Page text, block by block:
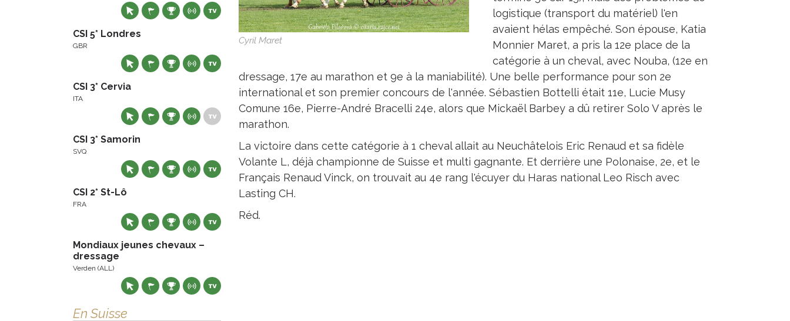
Cyril Maret
logistique (transport du matériel) l'en
avaient hélas empêché. Son épouse, Katia
Monnier Maret, a pris la 12e place de la
catégorie à un cheval, avec Nouba, (12e en
dressage, 17e au marathon et 9e à la maniabilité). Une belle performance pour son 2e
international et son premier concours de l'année. Sébastien Bottelli était 11e, Lucie Musy
Comune 16e, Pierre-André Bracelli 24e, alors que Mickaël Barbey a dû retirer Solo V après le
marathon.
La victoire dans cette catégorie à 1 cheval allait au Neuchâtelois Eric Renaud et sa fidèle
Volante L, déjà championne de Suisse et multi gagnante. Et derrière une Polonaise, 2e, et le
Français Renaud Vinck, on trouvait au 4e rang l'écuyer du Haras national Leo Risch avec
Lasting CH.
Réd.
CSI 5* Londres
GBR
CSI 3* Cervia
ITA
CSI 3* Samorin
SVQ
CSI 2* St-Lô
FRA
Mondiaux jeunes chevaux –
dressage
Verden (ALL)
En Suisse